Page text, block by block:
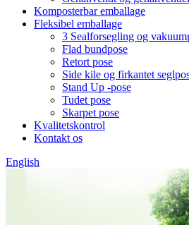
Komposterbar emballage
Fleksibel emballage
3 Sealforsegling og
Flad bundpose
Retort pose
Side kile og firkantet
Stand Up -pose
Tudet pose
Skarpet pose
Kvalitetskontrol
Kontakt os
English